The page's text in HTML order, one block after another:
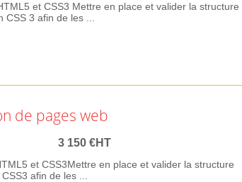
et CSS3 Mettre en place et valider la structure
CSS 3 afin de les ...
de pages web
3 150 €HT
et CSS3Mettre en place et valider la structure
afin de les ...